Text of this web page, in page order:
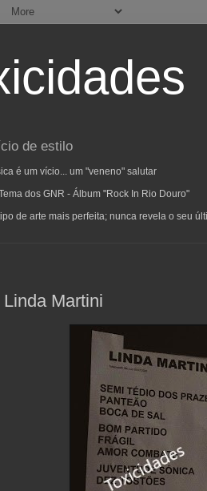
de estilo
é um vício... um "veneno" salutar
dos GNR - Álbum "Rock In Rio Douro"
de arte mais perfeita; nunca revela o seu
Martini